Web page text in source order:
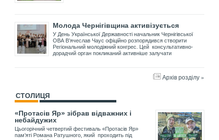
Молода Чернігівщина активізується
У День Української Державності начальник Чернігівської
ОВА В’ячеслав Чаус офіційно розпорядився створити
Регіональний молодіжний конгрес. Цей консультативно-
дорадчий орган покликаний активніше залучати
Архів розділу »
СТОЛИЦЯ
«Протасів Яр» зібрав відважних і
небайдужих
Цьогорічний четвертий фестиваль «Протасів Яр»
пам’яті Романа Ратушного, який проходить під